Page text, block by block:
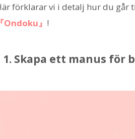
förklarar vi i detalj hur du går
『Ondoku』 !
1. Skapa ett manus för